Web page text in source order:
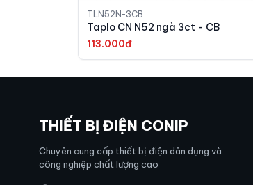
TLN52N-3CB
Taplo CN N52 ngà 3ct - CB
113.000đ
THIẾT BỊ ĐIỆN CONIP
Chuyên cung cấp thiết bị điện dân dụng và
công nghiệp chất lượng cao